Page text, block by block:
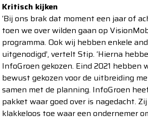
Kritisch kijken
‘Bij ons brak dat moment een jaar of
toen we over wilden gaan op
programma. Ook wij hebben enkele
uitgenodigd’, vertelt Stip. ‘Hierna
InfoGroen gekozen. Eind 2021 hebben
bewust gekozen voor de uitbreiding
samen met de planning. InfoGroen
pakket waar goed over is nagedacht.
klakkeloos toe waar een ondernemer